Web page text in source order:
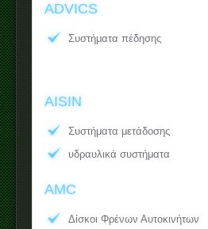
ADVICS
Συστήματα πέδησης
AISIN
Συστήματα μετάδοσης
υδραυλικά συστήματα
AMC
Δίσκοι Φρένων Αυτοκινήτων